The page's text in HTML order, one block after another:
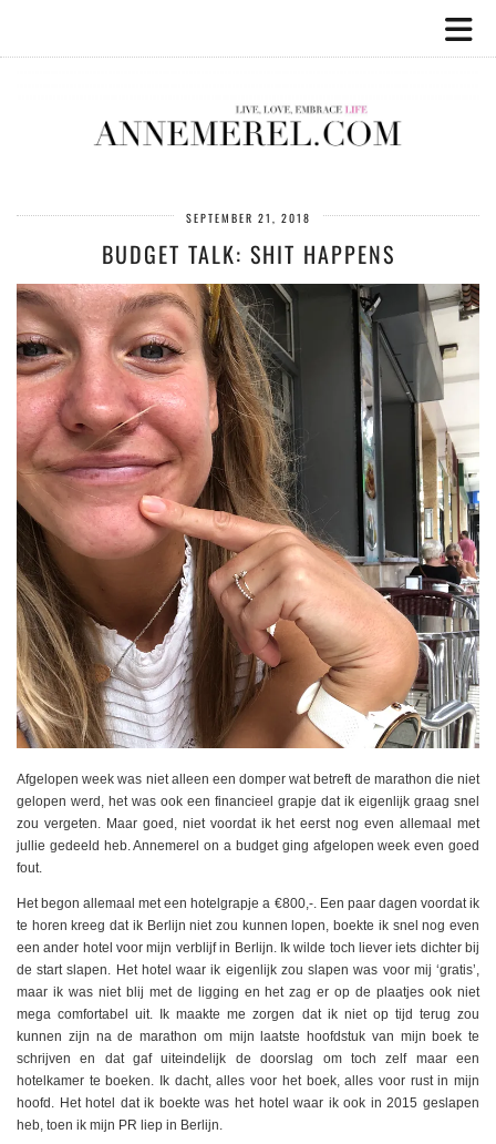
SEPTEMBER 21, 2018
BUDGET TALK: SHIT HAPPENS
Afgelopen week was niet alleen een domper wat betreft de marathon die niet
gelopen werd, het was ook een financieel grapje dat ik eigenlijk graag snel
zou vergeten. Maar goed, niet voordat ik het eerst nog even allemaal met
jullie gedeeld heb. Annemerel on a budget ging afgelopen week even goed
fout.
Het begon allemaal met een hotelgrapje a €800,-. Een paar dagen voordat ik
te horen kreeg dat ik Berlijn niet zou kunnen lopen, boekte ik snel nog even
een ander hotel voor mijn verblijf in Berlijn. Ik wilde toch liever iets dichter bij
de start slapen. Het hotel waar ik eigenlijk zou slapen was voor mij ‘gratis’,
maar ik was niet blij met de ligging en het zag er op de plaatjes ook niet
mega comfortabel uit. Ik maakte me zorgen dat ik niet op tijd terug zou
kunnen zijn na de marathon om mijn laatste hoofdstuk van mijn boek te
schrijven en dat gaf uiteindelijk de doorslag om toch zelf maar een
hotelkamer te boeken. Ik dacht, alles voor het boek, alles voor rust in mijn
hoofd. Het hotel dat ik boekte was het hotel waar ik ook in 2015 geslapen
heb, toen ik mijn PR liep in Berlijn.